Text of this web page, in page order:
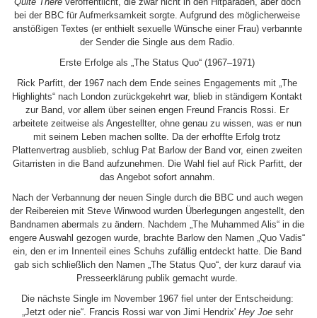
bei der BBC für Aufmerksamkeit sorgte. Aufgrund des möglicherweise
anstößigen Textes (er enthielt sexuelle Wünsche einer Frau) verbannte
der Sender die Single aus dem Radio.
Erste Erfolge als „The Status Quo“ (1967–1971)
Rick Parfitt, der 1967 nach dem Ende seines Engagements mit „The
Highlights“ nach London zurückgekehrt war, blieb in ständigem Kontakt
zur Band, vor allem über seinen engen Freund Francis Rossi. Er
arbeitete zeitweise als Angestellter, ohne genau zu wissen, was er nun
mit seinem Leben machen sollte. Da der erhoffte Erfolg trotz
Plattenvertrag ausblieb, schlug Pat Barlow der Band vor, einen zweiten
Gitarristen in die Band aufzunehmen. Die Wahl fiel auf Rick Parfitt, der
das Angebot sofort annahm.
Nach der Verbannung der neuen Single durch die BBC und auch wegen
der Reibereien mit Steve Winwood wurden Überlegungen angestellt, den
Bandnamen abermals zu ändern. Nachdem „The Muhammed Alis“ in die
engere Auswahl gezogen wurde, brachte Barlow den Namen „Quo Vadis“
ein, den er im Innenteil eines Schuhs zufällig entdeckt hatte. Die Band
gab sich schließlich den Namen „The Status Quo“, der kurz darauf via
Presseerklärung publik gemacht wurde.
Die nächste Single im November 1967 fiel unter der Entscheidung:
„Jetzt oder nie“. Francis Rossi war von Jimi Hendrix' Hey Joesehr